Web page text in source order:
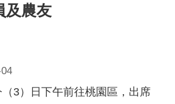
及農友
3）日下午前往桃園區，出席